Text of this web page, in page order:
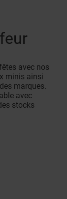
avec nos
minis ainsi
marques.
avec
stocks